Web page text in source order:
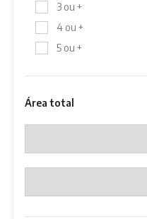
3 ou +
4 ou +
5 ou +
Área total